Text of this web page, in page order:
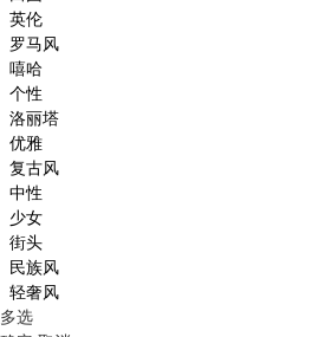
英伦
罗马风
嘻哈
个性
洛丽塔
优雅
复古风
中性
少女
街头
民族风
轻奢风
多选